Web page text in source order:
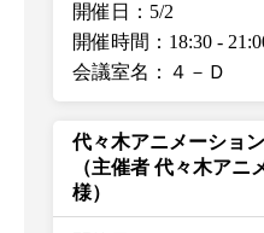
開催日：5/2
開催時間：18:30 -
会議室名：４－Ｄ
代々木アニメーショ
（主催者 代々木アニ
様）